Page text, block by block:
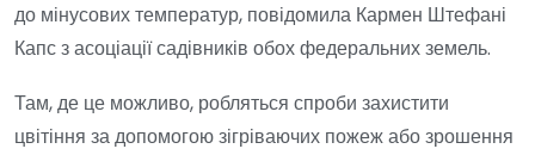
до мінусових температур, повідомила Кармен Штефані
Капс з асоціації садівників обох федеральних земель.
Там, де це можливо, робляться спроби захистити
цвітіння за допомогою зігріваючих пожеж або зрошення